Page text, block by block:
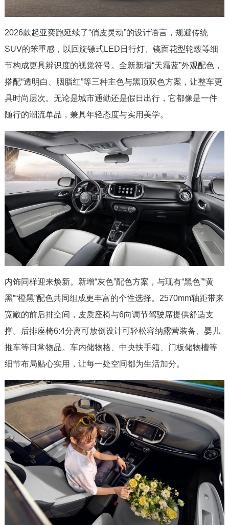
2026款起亚奕跑延续了“俏皮灵动”的设计语言，规避传统
SUV的笨重感，以回旋镖式LED日行灯、镜面花型轮毂等细
节构成更具辨识度的视觉符号。全新新增“天霜蓝”外观配色，
搭配“透明白、胭脂红”等三种主色与黑顶双色方案，让整车更
具时尚层次。无论是城市通勤还是假日出行，它都像是一件
随行的潮流单品，兼具年轻态度与实用美学。
内饰同样迎来焕新。新增“灰色”配色方案，与现有“黑色”“黄
黑”“橙黑”配色共同组成更丰富的个性选择。2570mm轴距带来
宽敞的前后排空间，皮质座椅与6向调节驾驶席提供舒适支
撑。后排座椅6:4分离可放倒设计可轻松容纳露营装备、婴儿
推车等日常物品。车内储物格、中央扶手箱、门板储物槽等
细节布局贴心实用，让每一处空间都为生活加分。